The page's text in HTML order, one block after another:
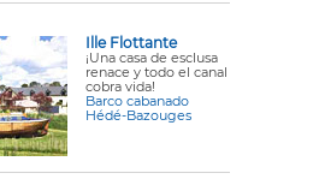
Ille Flottante
¡Una casa de esclusa
renace y todo el canal
cobra vida!
Barco cabanado
Hédé-Bazouges